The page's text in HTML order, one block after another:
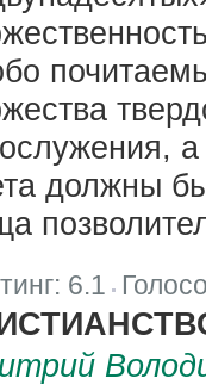
должны
6.1 |